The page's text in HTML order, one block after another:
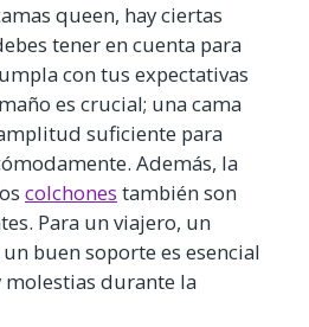
queen, hay ciertas
tener en cuenta para
con tus expectativas
es crucial; una cama
suficiente para
Además, la
colchones también son
Para un viajero, un
buen soporte es esencial
molestias durante la